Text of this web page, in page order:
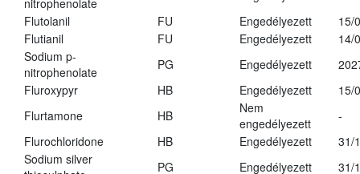
nitrophenolate
Flutolanil
FU Engedélyezett
15/
Flutianil
FU Engedélyezett
14/
Sodium p-
nitrophenolate
PG Engedélyezett
Fluroxypyr
HB Engedélyezett
15/
Flurtamone
HB
Nem
engedélyezett
-
Flurochloridone
HB Engedélyezett
31/
Sodium silver
PG Engedélyezett
31/